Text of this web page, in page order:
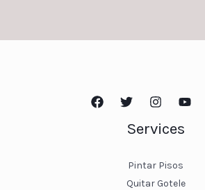
Services
Pintar Pisos
Quitar Gotele